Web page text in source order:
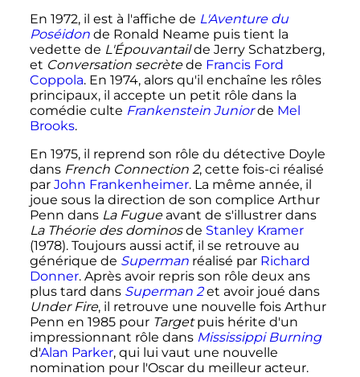
En 1972, il est à l'affiche de L'Aventure du
Poséidonde Ronald Neame puis tient la
vedette de L'Épouvantailde Jerry Schatzberg,
et Conversation secrètede Francis Ford
Coppola. En 1974, alors qu'il enchaîne les rôles
principaux, il accepte un petit rôle dans la
comédie culte Frankenstein Juniorde Mel
Brooks.
En 1975, il reprend son rôle du détective Doyle
dans French Connection 2, cette fois-ci réalisé
par John Frankenheimer. La même année, il
joue sous la direction de son complice Arthur
Penn dans La Fugueavant de s'illustrer dans
La Théorie des dominosde Stanley Kramer
(1978). Toujours aussi actif, il se retrouve au
générique de Supermanréalisé par Richard
Donner. Après avoir repris son rôle deux ans
plus tard dans Superman 2et avoir joué dans
Under Fire, il retrouve une nouvelle fois Arthur
Penn en 1985 pour Targetpuis hérite d'un
impressionnant rôle dans Mississippi Burning
d'Alan Parker, qui lui vaut une nouvelle
nomination pour l'Oscar du meilleur acteur.